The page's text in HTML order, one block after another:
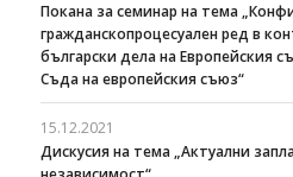
Покана за семинар на тема
гражданскопроцесуален ред в
български дела на Европейския
Съда на европейския съюз“
15.12.2021
Дискусия на тема „Актуални